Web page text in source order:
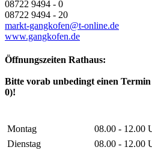
08722 9494 - 0
08722 9494 - 20
markt-gangkofen@t-online.de
www.gangkofen.de
Öffnungszeiten Rathaus:
Bitte vorab unbedingt einen
0)!
Montag 08.00 - 12.00
Dienstag
08.00 - 12.00